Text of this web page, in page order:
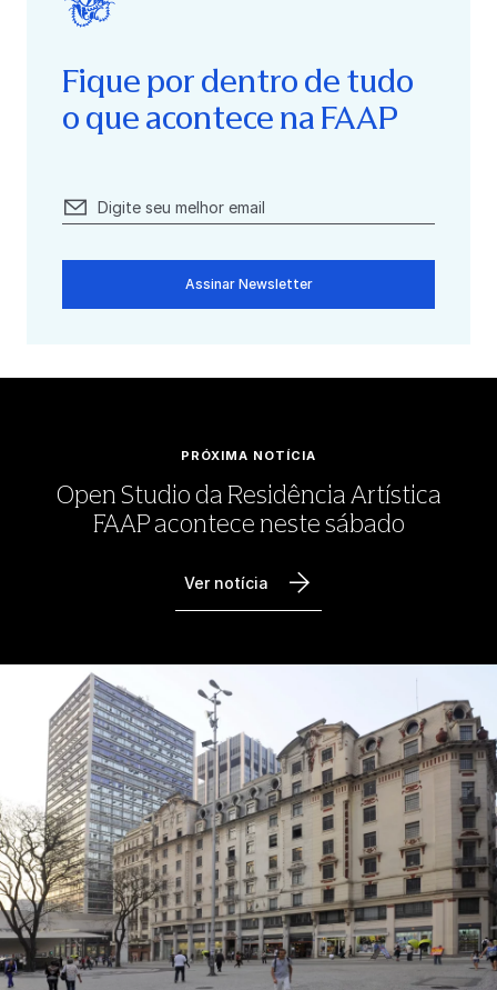
Fique por dentro de tudo
o que acontece na FAAP
Assinar Newsletter
PRÓXIMA NOTÍCIA
Open Studio da Residência Artística
FAAP acontece neste sábado
Ver notícia